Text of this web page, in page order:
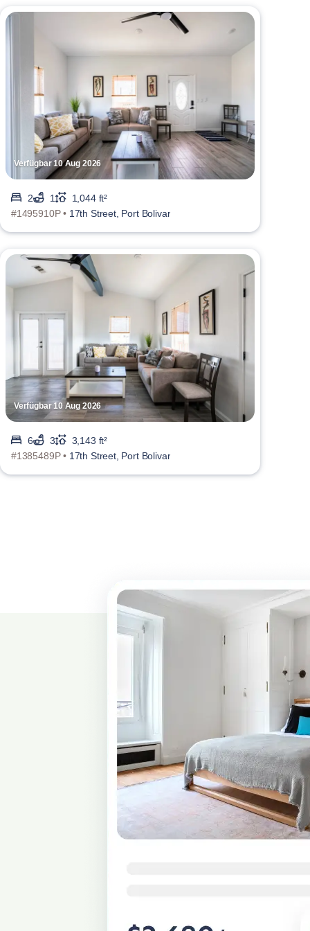
Verfügbar 10 Aug 2026
2 1
1,044 ft²
#1495910P • 17th Street, Port Bolivar
Verfügbar 10 Aug 2026
6 3
3,143 ft²
#1385489P • 17th Street, Port Bolivar